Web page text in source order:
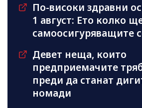
По-високи здравни
1 август: Ето колко
самоосигуряващите
Девет неща, които
предприемачите
преди да станат
номади